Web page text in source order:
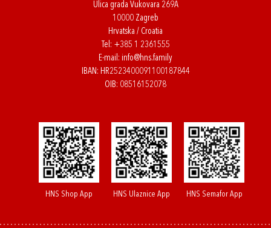
Ulica grada Vukovara 269A
10000 Zagreb
Hrvatska / Croatia
Tel: +385 1 2361555
E-mail: info@hns.family
IBAN: HR2523400091100187844
OIB: 08516152078
HNS Shop App HNS Ulaznice App HNS Semafor App